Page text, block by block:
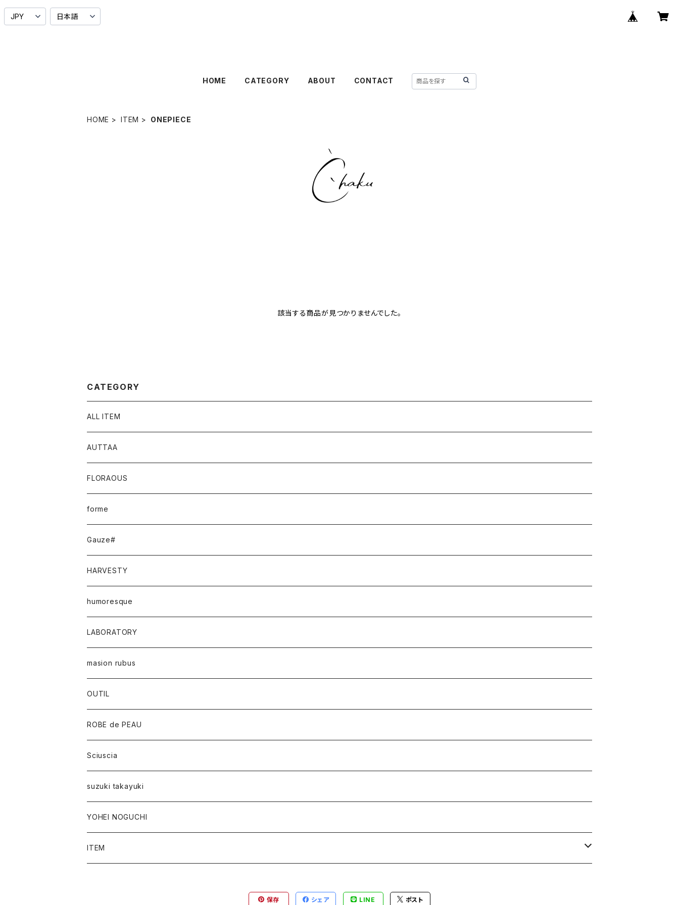
HOME CATEGORY ABOUT CONTACT
HOME ITEM ONEPIECE
該当する商品が見つかりませんでした。
CATEGORY
ALL ITEM
AUTTAA
FLORAOUS
forme
Gauze#
HARVESTY
humoresque
LABORATORY
masion rubus
OUTIL
ROBE de PEAU
Sciuscia
suzuki takayuki
YOHEI NOGUCHI
ITEM
保存 シェア LINE ポスト